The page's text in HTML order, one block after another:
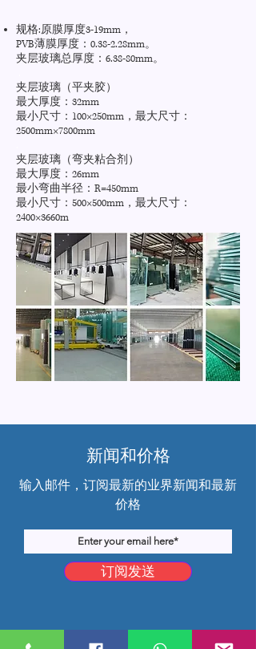
规格:原膜厚度3-19mm，
PVB薄膜厚度：0.38-2.28mm。
夹层玻璃总厚度：6.38-80mm。
夹层玻璃（平夹胶）
最大厚度：32mm
最小尺寸：100×250mm，最大尺寸：
2500mm×7800mm
夹层玻璃（弯夹粘合剂）
最大厚度：26mm
最小弯曲半径：R=450mm
最小尺寸：500×500mm，最大尺寸：
2400×3660m
新闻和价格
输入邮件，订阅最新的业界新闻和最新
价格
订阅发送